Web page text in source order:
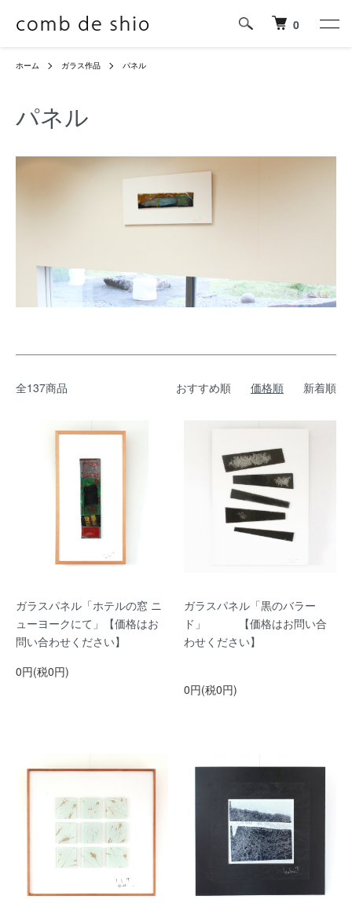
0
ホーム ガラス作品 パネル
パネル
全137商品 おすすめ順 価格順 新着順
ガラスパネル「ホテルの窓 ニ
ューヨークにて」【価格はお
問い合わせください】
0円(税0円)
ガラスパネル「黒のバラー
ド」 【価格はお問い合
わせください】
0円(税0円)